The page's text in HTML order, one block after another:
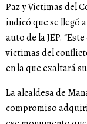
Paz y Víctimas del
indicó que se llegó
auto de la JEP.
víctimas del
en la que exaltará
La alcaldesa de
compromiso